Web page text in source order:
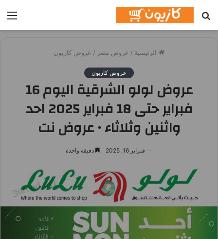
عن
الرئيسية / عروض مصر / عروض كازيون
عروض كازيون
عروض لولو الشرقية اليوم 16
فبراير حتى 18 فبراير 2025 احد
واثنين وثلاثاء • عروض نت
فبراير 16, 2025 دقيقة واحدة